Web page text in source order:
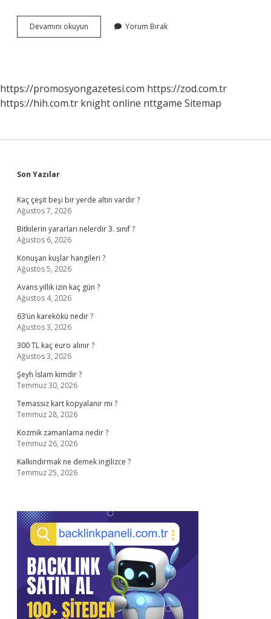
Devamını okuyun Bandrollü
Ürün
Yorum Bırak
https://promosyongazetesi.com https://zod.com.tr
https://hih.com.tr knight online nttgame Sitemap
Sidebar
Son Yazılar
Kaç çeşit beşi bir yerde altın vardır ?
Ağustos 7, 2026
Bitkilerin yararları nelerdir 3. sınıf ?
Ağustos 6, 2026
Konuşan kuşlar hangileri ?
Ağustos 5, 2026
Avans yıllık izin kaç gün ?
Ağustos 4, 2026
63’ün karekökü nedir ?
Ağustos 3, 2026
300 TL kaç euro alınır ?
Ağustos 3, 2026
Şeyh İslam kimdir ?
Temmuz 30, 2026
Temassız kart kopyalanır mı ?
Temmuz 28, 2026
Kozmik zamanlama nedir ?
Temmuz 26, 2026
Kalkındırmak ne demek ingilizce ?
Temmuz 25, 2026